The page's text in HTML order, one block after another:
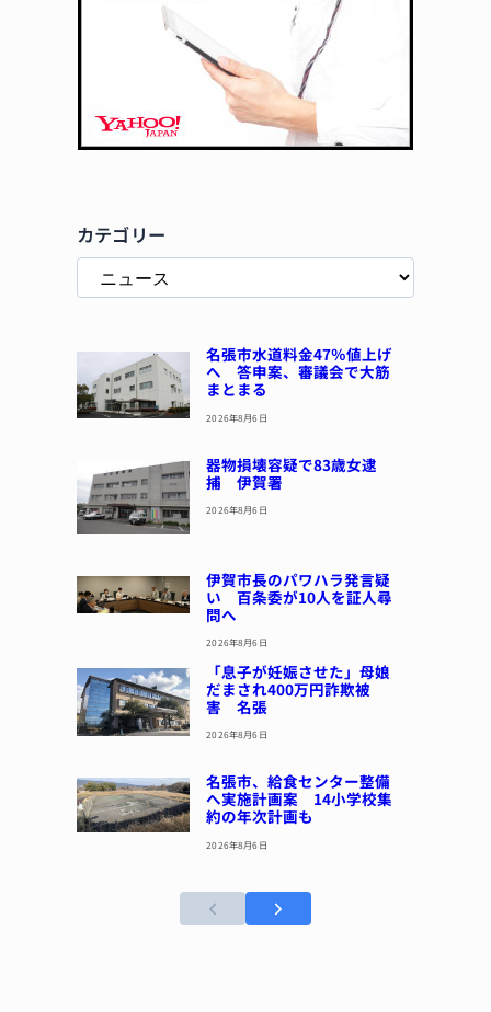
カテゴリー
名張市水道料金47％値上げ
へ 答申案、審議会で大筋
まとまる
2026年8月6日
器物損壊容疑で83歳女逮
捕 伊賀署
2026年8月6日
伊賀市長のパワハラ発言疑
い 百条委が10人を証人尋
問へ
2026年8月6日
「息子が妊娠させた」母娘
だまされ400万円詐欺被
害 名張
2026年8月6日
名張市、給食センター整備
へ実施計画案 14小学校集
約の年次計画も
2026年8月6日